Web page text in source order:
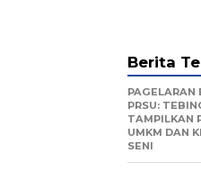
Berita
PAGELARAN
PRSU:
TAMPILKAN
UMKM DAN
SENI